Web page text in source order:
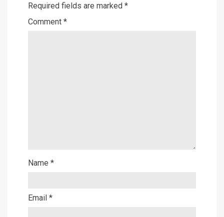
Required fields are marked *
Comment *
Name *
Email *